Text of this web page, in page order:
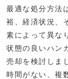
最適な処分方法
裕、経済状況、
素によって異な
状態の良いハン
売却を検討しま
時間がない、複